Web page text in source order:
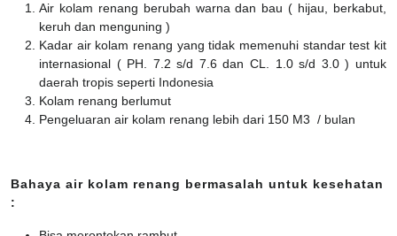
Air kolam renang berubah warna dan bau ( hijau, berkabut,
keruh dan menguning )
Kadar air kolam renang yang tidak memenuhi standar test kit
internasional ( PH. 7.2 s/d 7.6 dan CL. 1.0 s/d 3.0 ) untuk
daerah tropis seperti Indonesia
Kolam renang berlumut
Pengeluaran air kolam renang lebih dari 150 M3 / bulan
Bahaya air kolam renang bermasalah untuk kesehatan
: